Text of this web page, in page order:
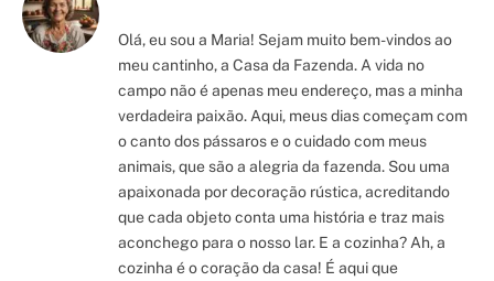
Olá, eu sou a Maria! Sejam muito bem-vindos ao
meu cantinho, a Casa da Fazenda. A vida no
campo não é apenas meu endereço, mas a minha
verdadeira paixão. Aqui, meus dias começam com
o canto dos pássaros e o cuidado com meus
animais, que são a alegria da fazenda. Sou uma
apaixonada por decoração rústica, acreditando
que cada objeto conta uma história e traz mais
aconchego para o nosso lar. E a cozinha? Ah, a
cozinha é o coração da casa! É aqui que